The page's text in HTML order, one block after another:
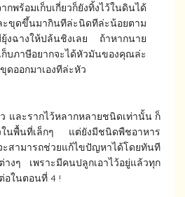
พร้อมเก็บเกี่ยวก็ยังทิ้งไว้ในดินได้
ดขึ้นมากินทีล่ะนิดทีล่ะน้อยตาม
งฉางให้ปล้นชิงเลย ถ้าหากนาย
ก็บภาษีอยากจะได้หัวมันของคุณล่ะ
ดออกมาเองทีล่ะหัว
และรากไว้หลากหลายชนิดเท่านั้น ก็
ในพื้นที่เล็กๆ แต่ยังมีชนิดพืชอาหาร
สามารถช่วยแก้ไขปัญหาได้โดยทันที
งๆ เพราะมีคนปลูกเอาไว้อยู่แล้วทุก
ในตอนที่ 4 !